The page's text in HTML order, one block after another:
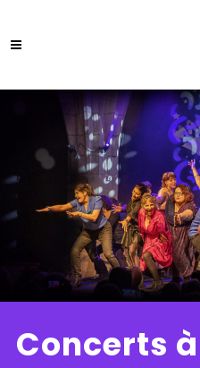
Concerts